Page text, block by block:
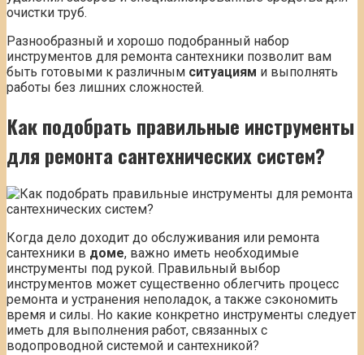
очистки труб.
Разнообразный и хорошо подобранный набор
инструментов для ремонта сантехники позволит вам
быть готовыми к различным ситуациям и выполнять
работы без лишних сложностей.
Как подобрать правильные инструменты
для ремонта сантехнических систем?
Когда дело доходит до обслуживания или ремонта
сантехники в доме, важно иметь необходимые
инструменты под рукой. Правильный выбор
инструментов может существенно облегчить процесс
ремонта и устранения неполадок, а также сэкономить
время и силы. Но какие конкретно инструменты следует
иметь для выполнения работ, связанных с
водопроводной системой и сантехникой?